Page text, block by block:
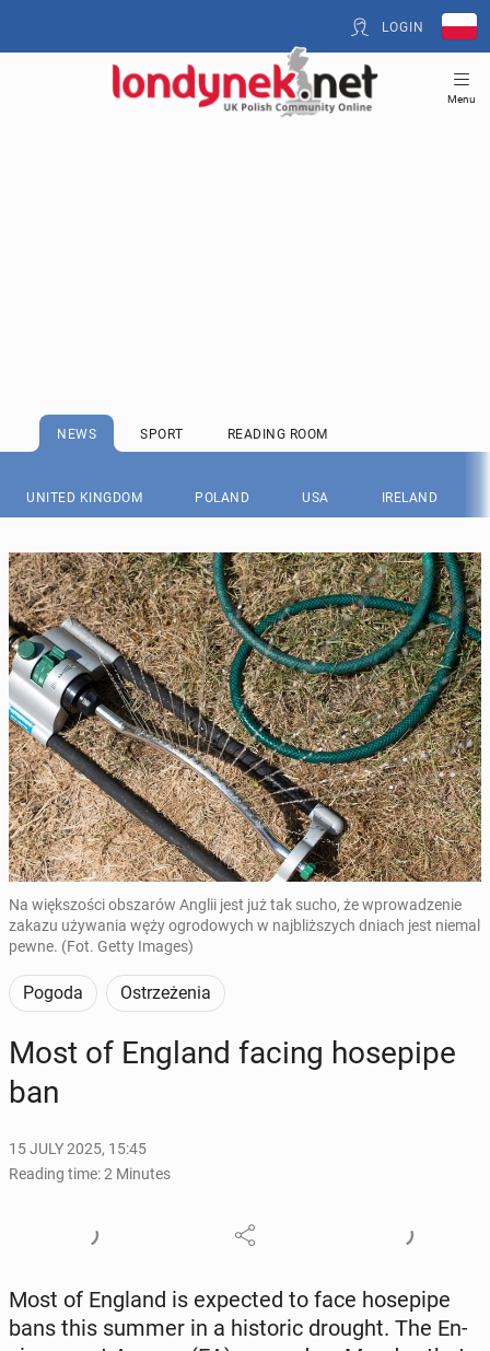
LOGIN
Menu
NEWS SPORT READING ROOM
UNITED KINGDOM POLAND USA IRELAND
Na większości obszarów Anglii jest już tak sucho, że wprowadzenie
zakazu używania węży ogrodowych w najbliższych dniach jest niemal
pewne. (Fot. Getty Images)
Pogoda Ostrzeżenia
Most of England facing hosepipe
ban
15 JULY 2025, 15:45
Reading time: 2 Minutes
Most of England is ex­pect­ed to face hosepipe
bans this summer in a his­toric drought. The En­